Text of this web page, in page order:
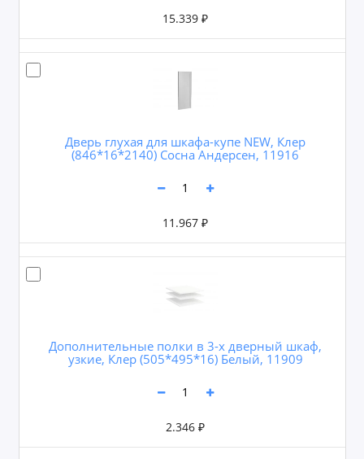
15.339 ₽
Дверь глухая для шкафа-купе NEW, Клер
(846*16*2140) Сосна Андерсен, 11916
11.967 ₽
Дополнительные полки в 3-х дверный шкаф,
узкие, Клер (505*495*16) Белый, 11909
2.346 ₽